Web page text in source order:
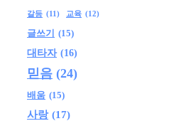
갈등 (11) 교육 (12)
글쓰기 (15)
대타자 (16)
믿음 (24)
배움 (15)
사랑 (17)